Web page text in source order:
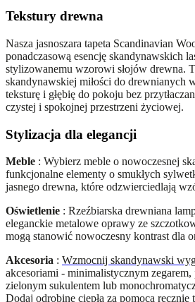
Tekstury drewna
Nasza jasnoszara tapeta Scandinavian
ponadczasową esencję skandynawskich
stylizowanemu wzorowi słojów drewna.
skandynawskiej miłości do drewnianych
teksturę i głębię do pokoju bez
czystej i spokojnej przestrzeni życiowej.
Stylizacja dla elegancji
Meble : Wybierz meble o nowoczesnej
funkcjonalne elementy o smukłych
jasnego drewna, które odzwierciedlają
Oświetlenie : Rzeźbiarska drewniana
eleganckie metalowe oprawy ze
mogą stanowić nowoczesny kontrast dla
Akcesoria : Wzmocnij skandynawski
akcesoriami - minimalistycznym zegarem,
zielonym sukulentem lub
Dodaj odrobinę ciepła za pomocą